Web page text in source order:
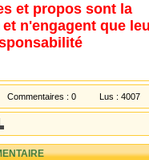
et propos sont la
n'engagent que
Commentaires : 0 Lus : 4007